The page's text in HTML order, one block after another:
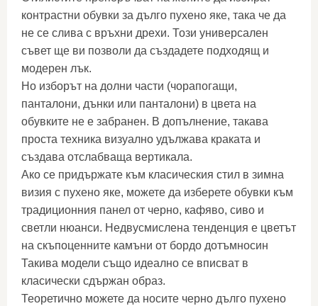
контрастни обувки за дълго пухено яке, така че да
не се слива с връхни дрехи. Този универсален
съвет ще ви позволи да създадете подходящ и
модерен лък.
Но изборът на долни части (чорапогащи,
панталони, дънки или панталони) в цвета на
обувките не е забранен. В допълнение, такава
проста техника визуално удължава краката и
създава отслабваща вертикала.
Ако се придържате към класическия стил в зимна
визия с пухено яке, можете да изберете обувки към
традиционния панел от черно, кафяво, сиво и
светли нюанси. Недвусмислена тенденция е цветът
на скъпоценните камъни от бордо дотъмносин
Такива модели също идеално се вписват в
класически сдържан образ.
Теоретично можете да носите черно дълго пухено